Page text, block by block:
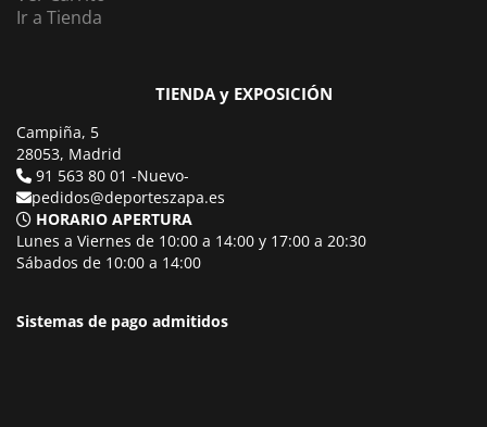
Ir a Tienda
TIENDA y EXPOSICIÓN
Campiña, 5
28053, Madrid
91 563 80 01 -Nuevo-
pedidos@deporteszapa.es
HORARIO APERTURA
Lunes a Viernes de 10:00 a 14:00 y 17:00 a 20:30
Sábados de 10:00 a 14:00
Sistemas de pago admitidos